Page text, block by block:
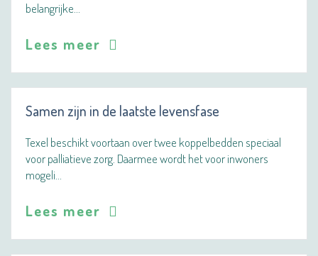
belangrijke…
Lees meer
Samen zijn in de laatste levensfase
Texel beschikt voortaan over twee koppelbedden speciaal
voor palliatieve zorg. Daarmee wordt het voor inwoners
mogeli…
Lees meer